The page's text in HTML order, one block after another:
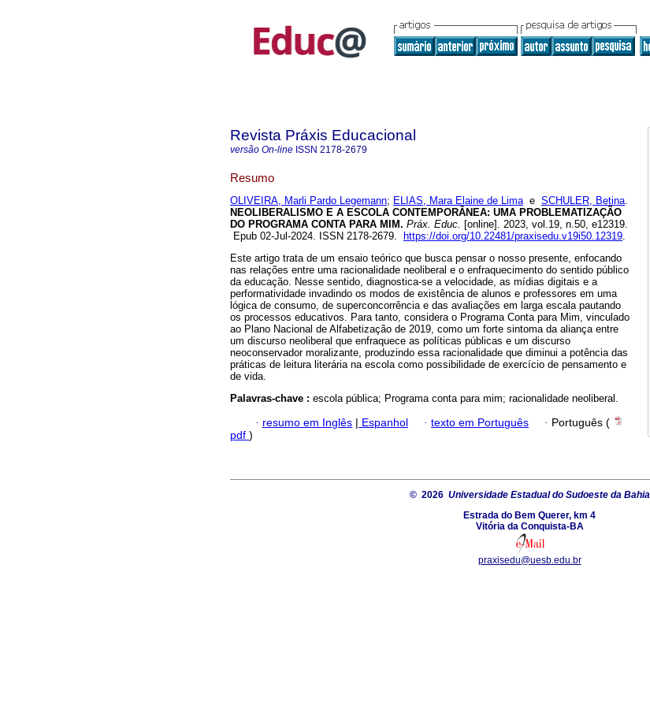
Revista Práxis Educacional
versão On-line ISSN 2178-2679
Resumo
OLIVEIRA, Marli Pardo Legemann; ELIAS, Mara Elaine de Limae SCHULER, Betina.
NEOLIBERALISMO E A ESCOLA CONTEMPORÂNEA: UMA PROBLEMATIZAÇÃO
DO PROGRAMA CONTA PARA MIM. Práx. Educ. [online]. 2023, vol.19, n.50, e12319.
Epub 02-Jul-2024. ISSN 2178-2679.
https://doi.org/10.22481/praxisedu.v19i50.12319.
Este artigo trata de um ensaio teórico que busca pensar o nosso presente, enfocando
nas relações entre uma racionalidade neoliberal e o enfraquecimento do sentido público
da educação. Nesse sentido, diagnostica-se a velocidade, as mídias digitais e a
performatividade invadindo os modos de existência de alunos e professores em uma
lógica de consumo, de superconcorrência e das avaliações em larga escala pautando
os processos educativos. Para tanto, considera o Programa Conta para Mim, vinculado
ao Plano Nacional de Alfabetização de 2019, como um forte sintoma da aliança entre
um discurso neoliberal que enfraquece as políticas públicas e um discurso
neoconservador moralizante, produzindo essa racionalidade que diminui a potência das
práticas de leitura literária na escola como possibilidade de exercício de pensamento e
de vida.
Palavras-chave : escola pública; Programa conta para mim; racionalidade neoliberal.
· resumo em Inglês | Espanhol · texto em Português · Português (
pdf )
© 2026 Universidade Estadual do Sudoeste da Bahia
Estrada do Bem Querer, km 4
Vitória da Conquista-BA
praxisedu@uesb.edu.br